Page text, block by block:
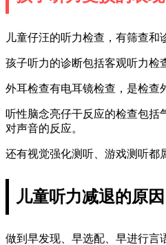
儿童仔汪的听力检查，有筛查
孩子听力的诊断包括客观听力检
外耳检查有电耳镜检查，是检查
听性脑念亮仔干反应的检查包括
对声音的反应。
还有视觉强化测听、游戏测听都
儿童听力减退的原因
做到早发现、早选配、早进行言